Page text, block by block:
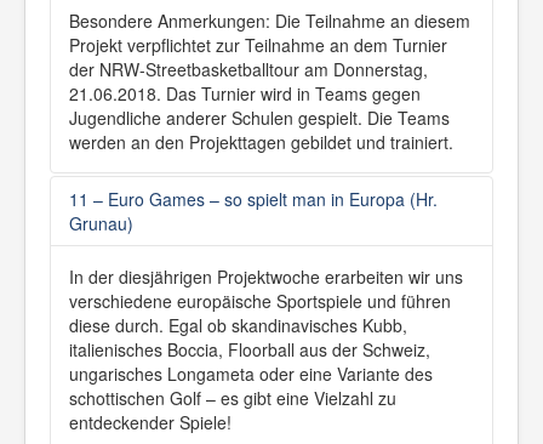
Besondere Anmerkungen: Die Teilnahme an diesem
Projekt verpflichtet zur Teilnahme an dem Turnier
der NRW-Streetbasketballtour am Donnerstag,
21.06.2018. Das Turnier wird in Teams gegen
Jugendliche anderer Schulen gespielt. Die Teams
werden an den Projekttagen gebildet und trainiert.
11 – Euro Games – so spielt man in Europa (Hr.
Grunau)
In der diesjährigen Projektwoche erarbeiten wir uns
verschiedene europäische Sportspiele und führen
diese durch. Egal ob skandinavisches Kubb,
italienisches Boccia, Floorball aus der Schweiz,
ungarisches Longameta oder eine Variante des
schottischen Golf – es gibt eine Vielzahl zu
entdeckender Spiele!